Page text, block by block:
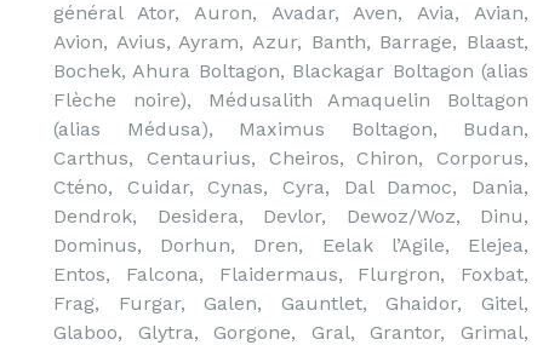
général Ator, Auron, Avadar, Aven, Avia, Avian,
Avion, Avius, Ayram, Azur, Banth, Barrage, Blaast,
Bochek, Ahura Boltagon, Blackagar Boltagon (alias
Flèche noire), Médusalith Amaquelin Boltagon
(alias Médusa), Maximus Boltagon, Budan,
Carthus, Centaurius, Cheiros, Chiron, Corporus,
Cténo, Cuidar, Cynas, Cyra, Dal Damoc, Dania,
Dendrok, Desidera, Devlor, Dewoz/Woz, Dinu,
Dominus, Dorhun, Dren, Eelak l’Agile, Elejea,
Entos, Falcona, Flaidermaus, Flurgron, Foxbat,
Frag, Furgar, Galen, Gauntlet, Ghaidor, Gitel,
Glaboo, Glytra, Gorgone, Gral, Grantor, Grimal,